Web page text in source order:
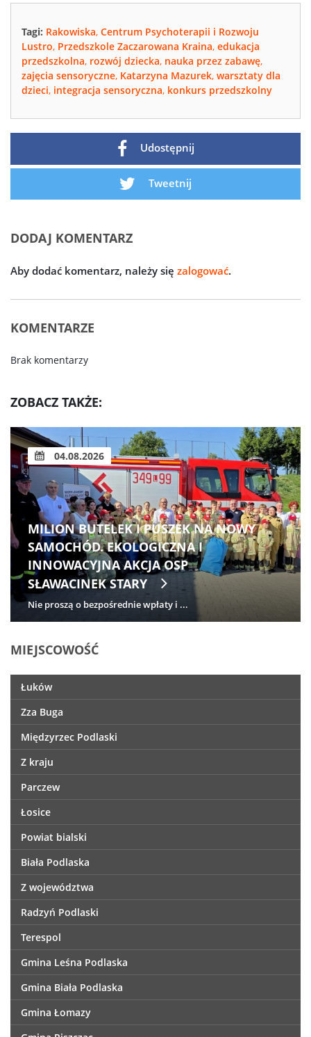
Tagi: Rakowiska, Centrum Psychoterapii i Rozwoju
Lustro, Przedszkole Zaczarowana Kraina, edukacja
przedszkolna, rozwój dziecka, nauka przez zabawę,
zajęcia sensoryczne, Katarzyna Mazurek, warsztaty dla
dzieci, integracja sensoryczna, konkurs przedszkolny
Udostępnij
Tweetnij
DODAJ KOMENTARZ
Aby dodać komentarz, należy się zalogować.
KOMENTARZE
Brak komentarzy
ZOBACZ TAKŻE:
04.08.2026
MILION BUTELEK I PUSZEK NA NOWY
SAMOCHÓD. EKOLOGICZNA I
INNOWACYJNA AKCJA OSP
SŁAWACINEK STARY
Nie proszą o bezpośrednie wpłaty i ...
MIEJSCOWOŚĆ
Łuków
Zza Buga
Międzyrzec Podlaski
Z kraju
Parczew
Łosice
Powiat bialski
Biała Podlaska
Z województwa
Radzyń Podlaski
Terespol
Gmina Leśna Podlaska
Gmina Biała Podlaska
Gmina Łomazy